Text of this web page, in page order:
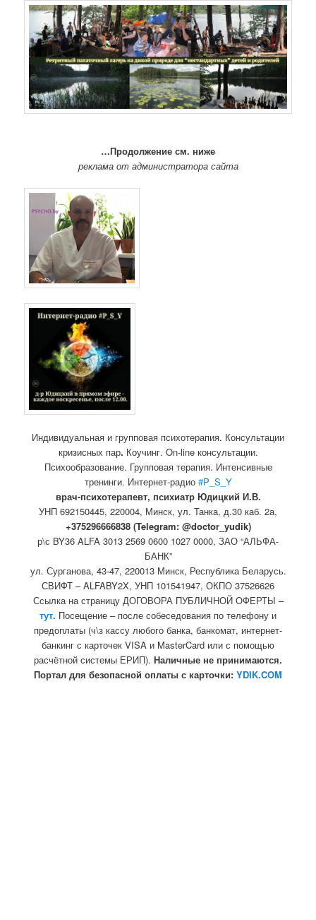
…Продолжение см. ниже
реклама от администратора сайта
Индивидуальная и групповая психотерапия. Консультации
кризисных пар. Коучинг. On-line консультации.
Психообразование. Групповая терапия. Интенсивные
тренинги. Интернет-радио #P_S_Y
врач-психотерапевт, психиатр Юдицкий И.В.
УНП 692150445, 220004, Минск, ул. Танка, д.30 каб. 2а,
+375296666838 (Telegram: @doctor_yudik)
р\с BY36 ALFA 3013 2569 0600 1027 0000, ЗАО “АЛЬФА-
БАНК”
ул. Сурганова, 43-47, 220013 Минск, Республика Беларусь.
СВИФТ – ALFABY2X, УНП 101541947, ОКПО 37526626
Ссылка на страницу ДОГОВОРА ПУБЛИЧНОЙ ОФЕРТЫ –
тут. Посещение – после собеседования по телефону и
предоплаты (ч\з кассу любого банка, банкомат, интернет-
банкинг с карточек VISA и MasterCard или с помощью
расчётной системы ЕРИП). Наличные не принимаются.
Портал для безопасной оплаты с карточки: YDIK.COM